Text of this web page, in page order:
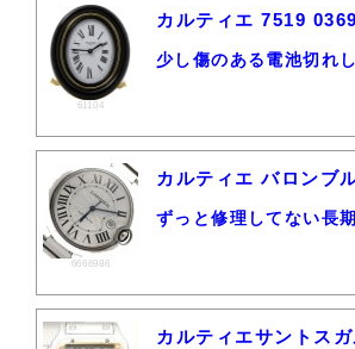
61104
カルティエ 7519
少し傷のある電池切れ
6666986
カルティエ バロンブ
ずっと修理してない長
カルティエサントス